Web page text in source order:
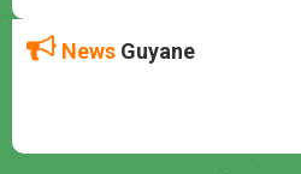
News Guyane